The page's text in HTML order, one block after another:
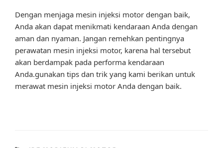
Dengan menjaga mesin injeksi motor dengan baik,
Anda akan dapat menikmati kendaraan Anda dengan
aman dan nyaman. Jangan remehkan pentingnya
perawatan mesin injeksi motor, karena hal tersebut
akan berdampak pada performa kendaraan
Anda.gunakan tips dan trik yang kami berikan untuk
merawat mesin injeksi motor Anda dengan baik.